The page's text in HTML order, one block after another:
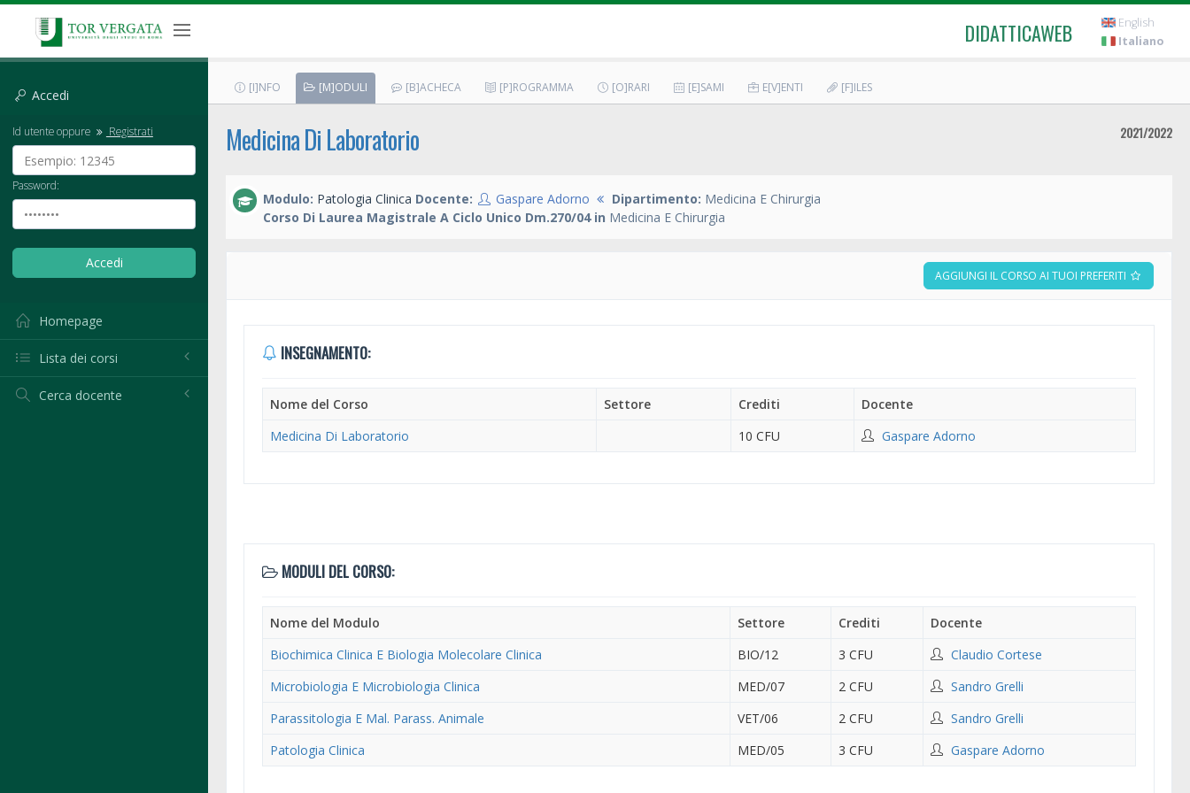
DIDATTICAWEB
English
Italiano
Accedi
Id utente oppure Registrati
Password:
Homepage
Lista dei corsi
Cerca docente
[I]NFO [M]ODULI [B]ACHECA [P]ROGRAMMA [O]RARI [E]SAMI E[V]ENTI [F]ILES
Medicina Di Laboratorio 2021/2022
Modulo: Patologia Clinica Docente: Gaspare Adorno Dipartimento: Medicina E Chirurgia
Corso Di Laurea Magistrale A Ciclo Unico Dm.270/04 in Medicina E Chirurgia
AGGIUNGI IL CORSO AI TUOI PREFERITI
INSEGNAMENTO:
Nome del Corso Settore Crediti
Docente
Medicina Di Laboratorio
10 CFU Gaspare Adorno
MODULI DEL CORSO:
Nome del Modulo Settore Crediti
Docente
Biochimica Clinica E Biologia Molecolare Clinica
BIO/12 3 CFU
Claudio Cortese
Microbiologia E Microbiologia Clinica
MED/07 2 CFU
Sandro Grelli
Parassitologia E Mal. Parass. Animale
VET/06 2 CFU
Sandro Grelli
Patologia Clinica
MED/05 3 CFU Gaspare Adorno